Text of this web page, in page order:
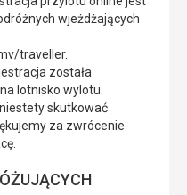
wjeżdżających
traveller.
została
lotnisko wylotu.
skutkować
za zwrócenie